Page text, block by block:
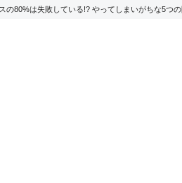
の80%は失敗している!? やってしまいがちな5つ